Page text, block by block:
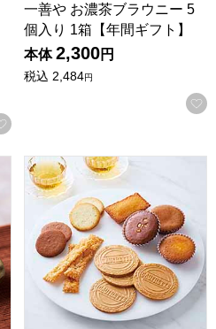
お気に入りに登録する
一善や お濃茶ブラウニー 5
個入り 1箱【年間ギフト】
本体 2,300円
税込 2,484円
物100g入【年間ギフト】
東京風月堂 パリ凱旋(25個入